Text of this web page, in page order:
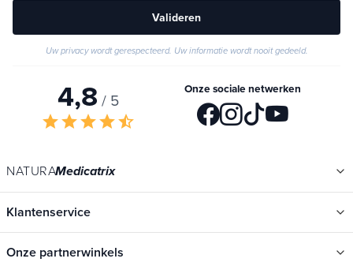
Valideren
Uw privacy wordt gerespecteerd. Uw informatie wordt nooit gedeeld.
4,8 / 5
starstarstarstarstar_half
Onze sociale netwerken
NATURAMedicatrix
Klantenservice
Onze partnerwinkels